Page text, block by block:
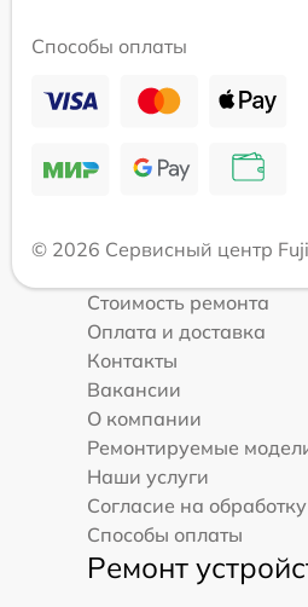
Способы оплаты
© 2026 Сервисный центр
Стоимость ремонта
Оплата и доставка
Контакты
Вакансии
О компании
Ремонтируемые
Наши услуги
Согласие на
Способы оплаты
Ремонт